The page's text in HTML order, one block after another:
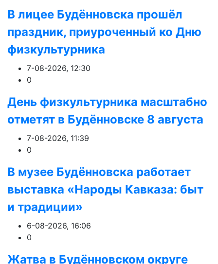
В лицее Будённовска прошёл
праздник, приуроченный ко Дню
физкультурника
7-08-2026, 12:30
0
День физкультурника масштабно
отметят в Будённовске 8 августа
7-08-2026, 11:39
0
В музее Будённовска работает
выставка «Народы Кавказа: быт
и традиции»
6-08-2026, 16:06
0
Жатва в Будённовском округе